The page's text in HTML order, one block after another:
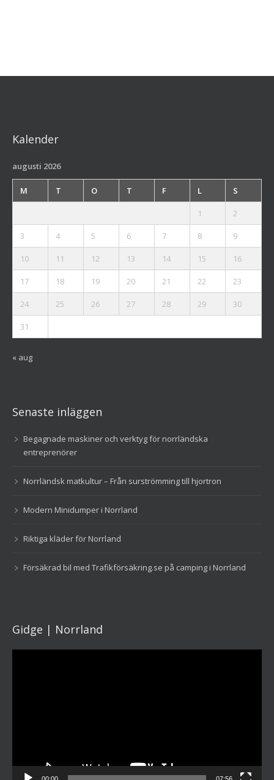
Kalender
augusti 2026
M T O T F L S
1 2
3 4 5 6 7 8 9
10 11 12 13 14 15 16
17 18 19 20 21 22 23
24 25 26 27 28 29 30
31
« aug
Senaste inläggen
Begagnade maskiner och verktyg för norrländska
entreprenörer
Norrländsk matkultur – Från surströmming till hjortron
Modern Minidumper i Norrland
Riktiga kläder för Norrland
Försäkrad bil med Trafikförsäkring.se på camping i Norrland
Gidge | Norrland